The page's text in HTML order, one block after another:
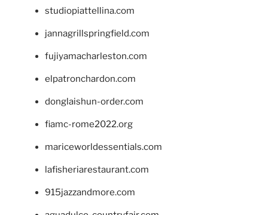
studiopiattellina.com
jannagrillspringfield.com
fujiyamacharleston.com
elpatronchardon.com
donglaishun-order.com
fiamc-rome2022.org
mariceworldessentials.com
lafisheriarestaurant.com
915jazzandmore.com